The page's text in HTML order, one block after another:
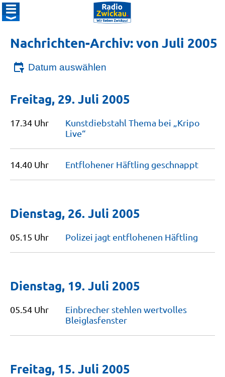
Nachrichten-Archiv: von Juli 2005
Datum auswählen
Freitag, 29. Juli 2005
17.34 Uhr
Kunstdiebstahl Thema bei „Kripo
Live“
14.40 Uhr Entflohener Häftling geschnappt
Dienstag, 26. Juli 2005
05.15 Uhr Polizei jagt entflohenen Häftling
Dienstag, 19. Juli 2005
05.54 Uhr
Einbrecher stehlen wertvolles
Bleiglasfenster
Freitag, 15. Juli 2005